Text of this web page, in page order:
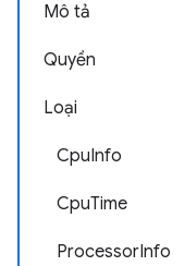
Mô tả
Quyền
Loại
CpuInfo
CpuTime
ProcessorInfo